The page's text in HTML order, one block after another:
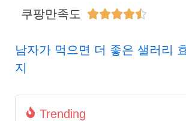
쿠팡만족도 
남자가 먹으면 더 좋은 샐러리
지
Trending